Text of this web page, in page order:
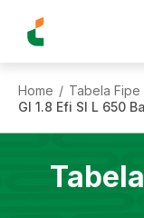
Home / Tabela Fipe
Gl 1.8 Efi Sl L 650